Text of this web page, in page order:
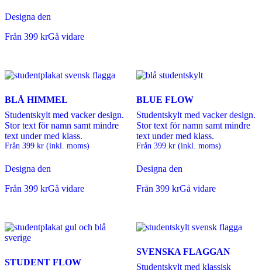
Designa den
Från 399 krGå vidare
BLÅ HIMMEL
Studentskylt med vacker design.
Stor text för namn samt mindre
text under med klass.
Från 399 kr (inkl. moms)
Designa den
Från 399 krGå vidare
BLUE FLOW
Studentskylt med vacker design.
Stor text för namn samt mindre
text under med klass.
Från 399 kr (inkl. moms)
Designa den
Från 399 krGå vidare
STUDENT FLOW
SVENSKA FLAGGAN
Studentskylt med klassisk